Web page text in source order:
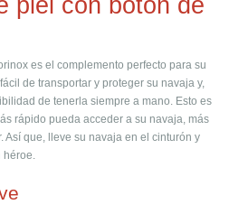
piel con botón de
es el complemento perfecto para su
de transportar y proteger su navaja y,
de tenerla siempre a mano. Esto es
rápido pueda acceder a su navaja, más
Así que, lleve su navaja en el cinturón y
héroe.